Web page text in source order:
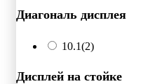
Диагональ дисплея
10.1(2)
Дисплей на стойке